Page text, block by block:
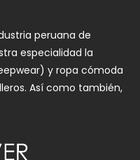
peruana de
especialidad la
y ropa cómoda
Así como también,